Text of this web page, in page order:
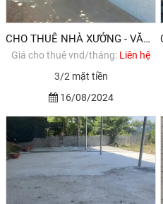
CHO THUÊ NHÀ XƯỞNG - VĂN PHÒNG - NHÀ GỖ …MẶT TIỀN ĐƯỜNG 3/2 VŨNG TÀU
Giá cho thuê vnd/tháng: Liên hệ
3/2 mặt tiền
16/08/2024